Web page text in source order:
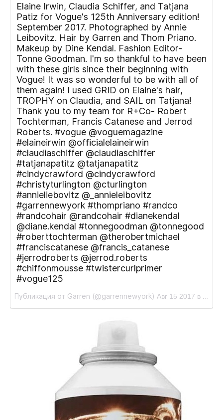
Elaine Irwin, Claudia Schiffer, and Tatjana
Patiz for Vogue's 125th Anniversary edition!
September 2017. Photographed by Annie
Leibovitz. Hair by Garren and Thom Priano.
Makeup by Dine Kendal. Fashion Editor-
Tonne Goodman. I'm so thankful to have been
with these girls since their beginning with
Vogue! It was so wonderful to be with all of
them again! I used GRID on Elaine's hair,
TROPHY on Claudia, and SAIL on Tatjana!
Thank you to my team for R+Co- Robert
Tochterman, Francis Catanese and Jerrod
Roberts. #vogue @voguemagazine
#elaineirwin @officialelaineirwin
#claudiaschiffer @claudiaschiffer
#tatjanapatitz @tatjanapatitz
#cindycrawford @cindycrawford
#christyturlington @cturlington
#annieliebovitz @_annieleibovitz
#garrennewyork #thompriano #randco
#randcohair @randcohair #dianekendal
@diane.kendal #tonnegoodman @tonnegood
#roberttochterman @therobertmichael
#franciscatanese @francis_catanese
#jerrodroberts @jerrod.roberts
#chiffonmousse #twistercurlprimer
#vogue125
Публикация от Garren (@garrennewyork) Авг 15 2017 в 8:03 PDT